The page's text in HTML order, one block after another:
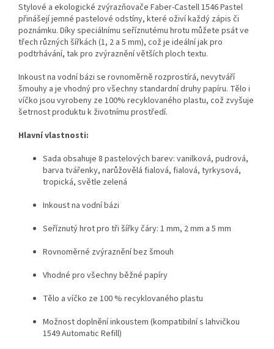
Stylové a ekologické zvýrazňovače Faber-Castell 1546 Pastel
přinášejí jemné pastelové odstíny, které oživí každý zápis či
poznámku. Díky speciálnímu seříznutému hrotu můžete psát ve
třech různých šířkách (1, 2 a 5 mm), což je ideální jak pro
podtrhávání, tak pro zvýraznění větších ploch textu.
Inkoust na vodní bázi se rovnoměrně rozprostírá, nevytváří
šmouhy a je vhodný pro všechny standardní druhy papíru. Tělo i
víčko jsou vyrobeny ze 100% recyklovaného plastu, což zvyšuje
šetrnost produktu k životnímu prostředí.
Hlavní vlastnosti:
Sada obsahuje 8 pastelových barev: vanilková, pudrová,
barva tvářenky, narůžovělá fialová, fialová, tyrkysová,
tropická, světle zelená
Inkoust na vodní bázi
Seříznutý hrot pro tři šířky čáry: 1 mm, 2 mm a 5 mm
Rovnoměrné zvýraznění bez šmouh
Vhodné pro všechny běžné papíry
Tělo a víčko ze 100 % recyklovaného plastu
Možnost doplnění inkoustem (kompatibilní s lahvičkou
1549 Automatic Refill)